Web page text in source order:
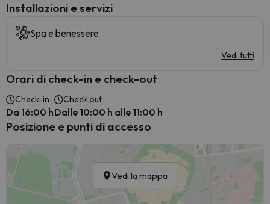
Installazioni e servizi
Spa e benessere
Vedi tutti
Orari di check-in e check-out
Check-in
Da 16:00 h
Check out
Dalle 10:00 h alle 11:00 h
Posizione e punti di accesso
Vedi la mappa